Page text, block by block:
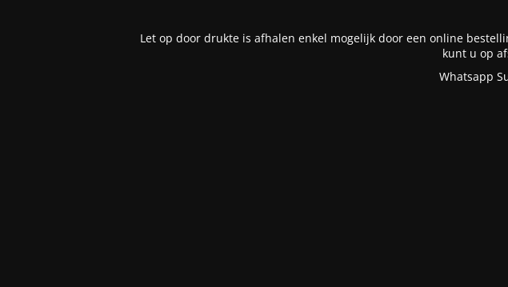
Let op door drukte is afhalen enkel mogelijk door een online
kunt u op
Whatsapp